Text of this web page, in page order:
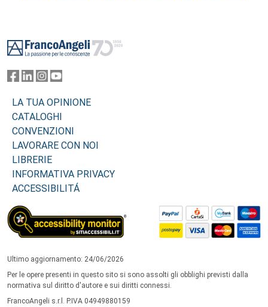
LA TUA OPINIONE
CATALOGHI
CONVENZIONI
LAVORARE CON NOI
LIBRERIE
INFORMATIVA PRIVACY
ACCESSIBILITÁ
Ultimo aggiornamento: 24/06/2026
Per le opere presenti in questo sito si sono assolti gli obblighi previsti dalla
normativa sul diritto d'autore e sui diritti connessi.
FrancoAngeli s.r.l. P.IVA 04949880159